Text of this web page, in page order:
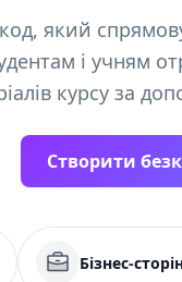
який
і учням
курсу за
Створити
Бізнес-